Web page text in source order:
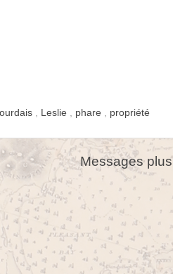
Leslie phare propriété
Messages